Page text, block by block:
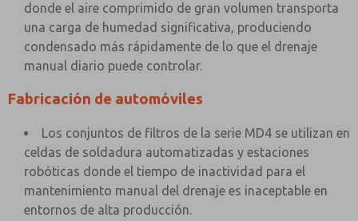
donde el aire comprimido de gran volumen transporta
una carga de humedad significativa, produciendo
condensado más rápidamente de lo que el drenaje
manual diario puede controlar.
Fabricación de automóviles
Los conjuntos de filtros de la serie MD4 se utilizan en
celdas de soldadura automatizadas y estaciones
robóticas donde el tiempo de inactividad para el
mantenimiento manual del drenaje es inaceptable en
entornos de alta producción.